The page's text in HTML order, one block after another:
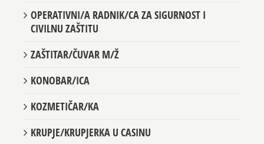
OPERATIVNI/A RADNIK/CA ZA SIGURNOST I
CIVILNU ZAŠTITU
ZAŠTITAR/ČUVAR M/Ž
KONOBAR/ICA
KOZMETIČAR/KA
KRUPJE/KRUPJERKA U CASINU